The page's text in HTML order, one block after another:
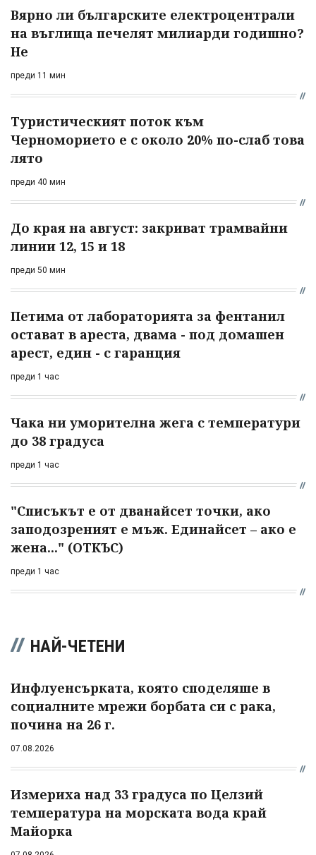
Вярно ли българските електроцентрали
на въглища печелят милиарди годишно?
Не
преди 11 мин
Туристическият поток към
Черноморието е с около 20% по-слаб това
лято
преди 40 мин
До края на август: закриват трамвайни
линии 12, 15 и 18
преди 50 мин
Петима от лабораторията за фентанил
остават в ареста, двама - под домашен
арест, един - с гаранция
преди 1 час
Чака ни уморителна жега с температури
до 38 градуса
преди 1 час
"Списъкът е от дванайсет точки, ако
заподозреният е мъж. Единайсет – ако е
жена..." (ОТКЪС)
преди 1 час
НАЙ-ЧЕТЕНИ
Инфлуенсърката, която споделяше в
социалните мрежи борбата си с рака,
почина на 26 г.
07.08.2026
Измериха над 33 градуса по Целзий
температура на морската вода край
Майорка